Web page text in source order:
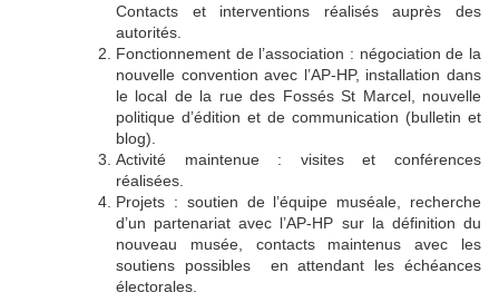
Contacts et interventions réalisés auprès des
autorités.
Fonctionnement de l’association : négociation de la
nouvelle convention avec l’AP-HP, installation dans
le local de la rue des Fossés St Marcel, nouvelle
politique d’édition et de communication (bulletin et
blog).
Activité maintenue : visites et conférences
réalisées.
Projets : soutien de l’équipe muséale, recherche
d’un partenariat avec l’AP-HP sur la définition du
nouveau musée, contacts maintenus avec les
soutiens possibles en attendant les échéances
électorales.